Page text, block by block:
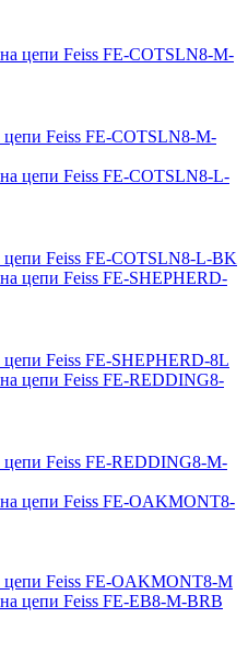
Feiss FE-COTSLN8-M-
Feiss FE-COTSLN8-L-BK
Feiss FE-SHEPHERD-8L
Feiss FE-REDDING8-M-
Feiss FE-OAKMONT8-M